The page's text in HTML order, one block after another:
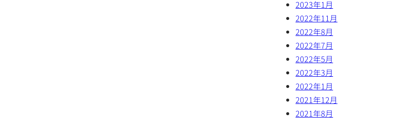
2023年1月
2022年11月
2022年8月
2022年7月
2022年5月
2022年3月
2022年1月
2021年12月
2021年8月